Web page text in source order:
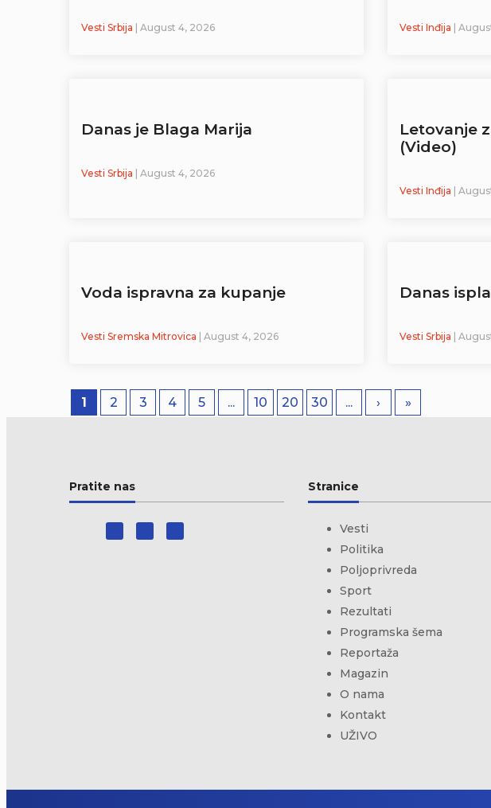
Vesti Srbija | August 4, 2026 Vesti Inđija |
Danas je Blaga Marija
Vesti Srbija | August 4, 2026
Letovanje
(Video)
Vesti Inđija |
Voda ispravna za kupanje
Vesti Sremska Mitrovica | August 4, 2026
Danas
Vesti Srbija |
1 2 3 4 5 ... 10 20 30 ... › »
Pratite nas Stranice
Vesti
Politika
Poljoprivreda
Sport
Rezultati
Programska šema
Reportaža
Magazin
O nama
Kontakt
UŽIVO